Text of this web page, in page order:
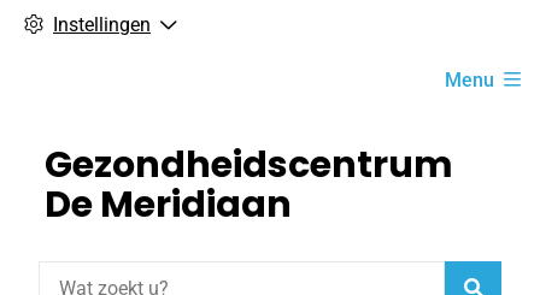
Instellingen
Menu
Gezondheidscentrum
De Meridiaan